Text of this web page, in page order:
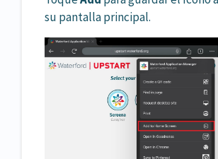
su pantalla principal.